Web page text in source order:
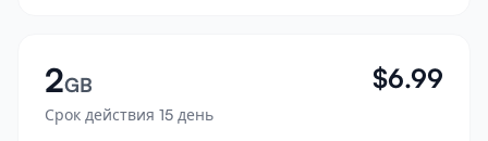
Поддержка
Совместимость устройств
2GB
Срок действия 15 день
$6.99